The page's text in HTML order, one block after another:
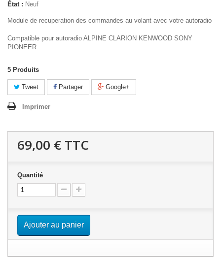
État : Neuf
Module de recuperation des commandes au volant avec votre autoradio
Compatible pour autoradio ALPINE CLARION KENWOOD SONY
PIONEER
5 Produits
Tweet Partager Google+
Imprimer
69,00 € TTC
Quantité
Ajouter au panier